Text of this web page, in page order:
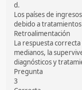
d.
Los países de
debido a
Retroalimentación
La respuesta correcta
medianos, la
diagnósticos y
Pregunta
3